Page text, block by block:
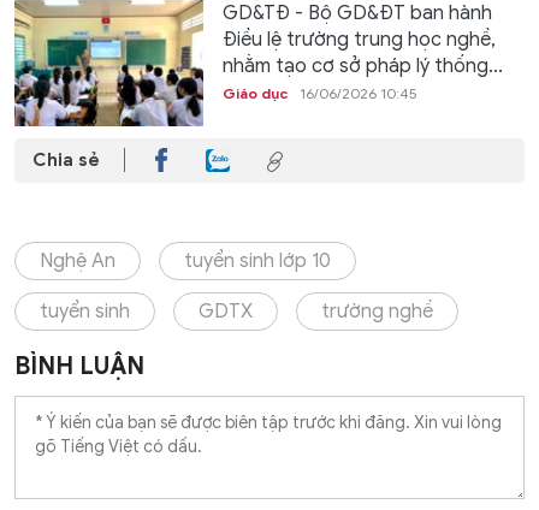
GD&TĐ - Bộ GD&ĐT ban hành
Điều lệ trường trung học nghề,
nhằm tạo cơ sở pháp lý thống...
Giáo dục 16/06/2026 10:45
Chia sẻ
Nghệ An tuyển sinh lớp 10
tuyển sinh GDTX trường nghề
BÌNH LUẬN